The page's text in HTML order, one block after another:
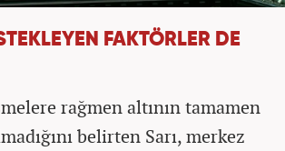
FAKTÖRLER DE
rağmen altının tamamen
belirten Sarı, merkez